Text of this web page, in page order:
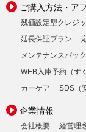
ご購入方法・ア
残価設定型クレジ
延長保証プラン
メンテナンスパッ
WEB入庫予約（す
カーケア
SDS（
企業情報
会社概要 経営理